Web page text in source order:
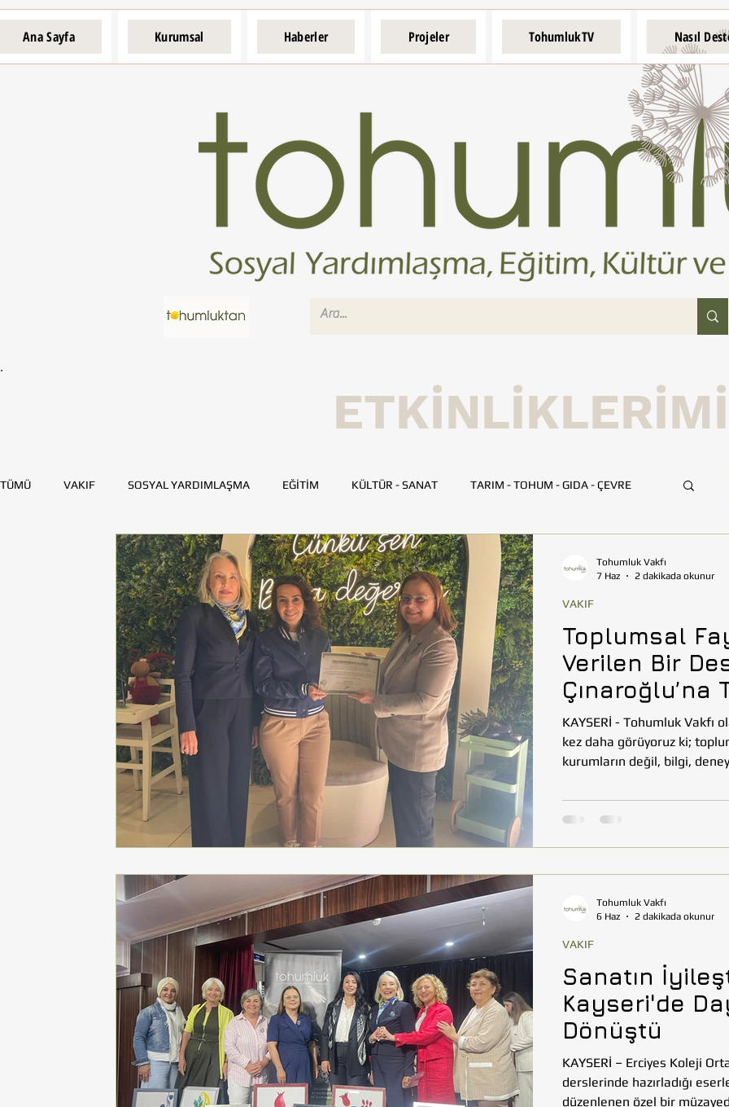
Ana Sayfa Kurumsal Haberler Projeler TohumlukTV Nasıl
TÜMÜ VAKIF SOSYAL YARDIMLAŞMA EĞİTİM KÜLTÜR - SANAT TARIM - TOHUM - GIDA - ÇEVRE
SAĞLIK KAYNAK GELİŞTİRME GENÇ TOHUMLUK İLETİŞİM TOHUMLUK TV
DENİZLİ DİYARBAKIR ESKİŞEHİR HATAY İSTANBUL İZMİR
TOHUMLUKTAN TOHUMLUK YAZARLARI BİLİM VE TEKNOLOJİ GEZİ
Toplumsal
Verilen Bir
Çınaroğlu’na
KAYSERİ - Tohumluk Vakfı
kez daha görüyoruz ki;
kurumların değil, bilgi,
Tomarza ilçelerinde
bu anlayışın en güzel
VAKIF
Tohumluk Vakfı
7 Haz
2 dakikada okunur
Sanatın
Kayseri'de
Dönüştü
KAYSERİ – Erciyes Koleji
derslerinde hazırladığı
düzenlenen özel bir
VAKIF
Tohumluk Vakfı
6 Haz
2 dakikada okunur